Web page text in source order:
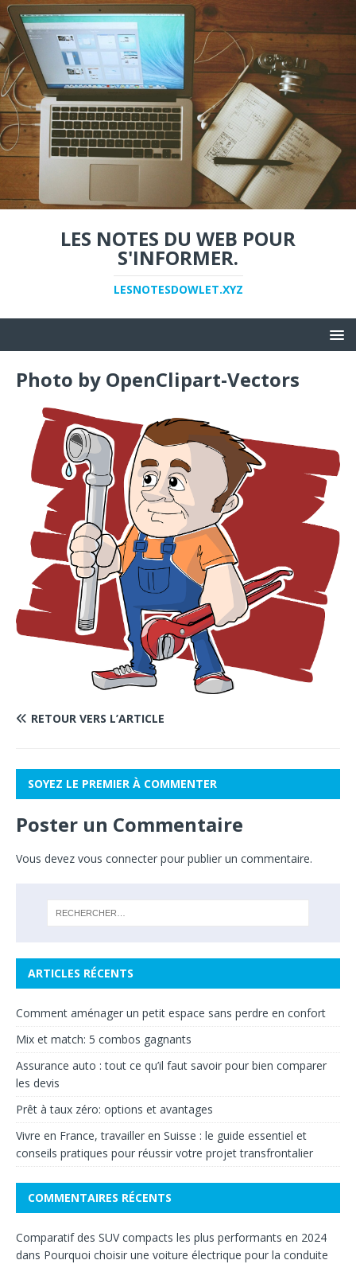
LES NOTES DU WEB POUR
S'INFORMER.
LESNOTESDOWLET.XYZ
Photo by OpenClipart-Vectors
RETOUR VERS L’ARTICLE
SOYEZ LE PREMIER À COMMENTER
Poster un Commentaire
Vous devez vous connecter pour publier un commentaire.
ARTICLES RÉCENTS
Comment aménager un petit espace sans perdre en confort
Mix et match: 5 combos gagnants
Assurance auto : tout ce qu’il faut savoir pour bien comparer
les devis
Prêt à taux zéro: options et avantages
Vivre en France, travailler en Suisse : le guide essentiel et
conseils pratiques pour réussir votre projet transfrontalier
COMMENTAIRES RÉCENTS
Comparatif des SUV compacts les plus performants en 2024
dans Pourquoi choisir une voiture électrique pour la conduite